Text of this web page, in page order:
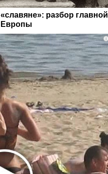
разбор главной
Европы
i